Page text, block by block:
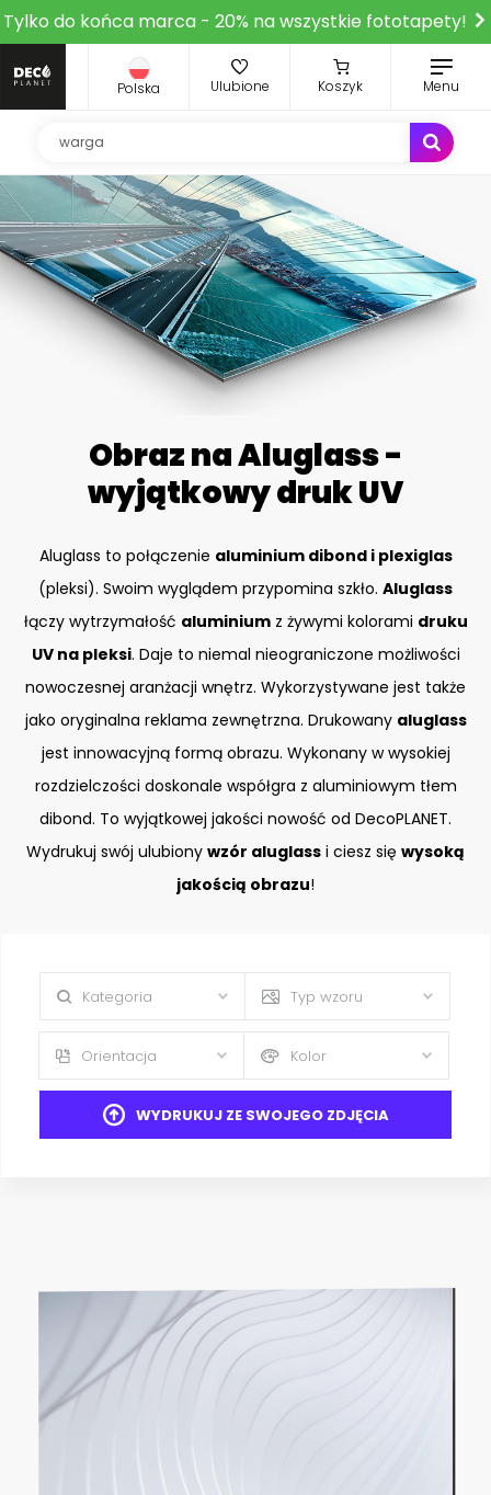
Tylko do końca marca - 20% na wszystkie fototapety!
Polska Ulubione Koszyk Menu
Obraz na Aluglass -
wyjątkowy druk UV
Aluglass to połączenie aluminium dibond i plexiglas
(pleksi). Swoim wyglądem przypomina szkło. Aluglass
łączy wytrzymałość aluminiumz żywymi kolorami druku
UV na pleksi. Daje to niemal nieograniczone możliwości
nowoczesnej aranżacji wnętrz. Wykorzystywane jest także
jako oryginalna reklama zewnętrzna. Drukowany aluglass
jest innowacyjną formą obrazu. Wykonany w wysokiej
rozdzielczości doskonale współgra z aluminiowym tłem
dibond. To wyjątkowej jakości nowość od DecoPLANET.
Wydrukuj swój ulubiony wzór aluglass i ciesz się wysoką
jakością obrazu!
Kategoria Typ wzoru
Orientacja Kolor
WYDRUKUJ ZE SWOJEGO ZDJĘCIA